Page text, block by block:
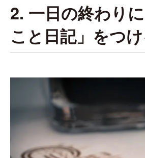
2. 一日の終わり
こと日記」をつ